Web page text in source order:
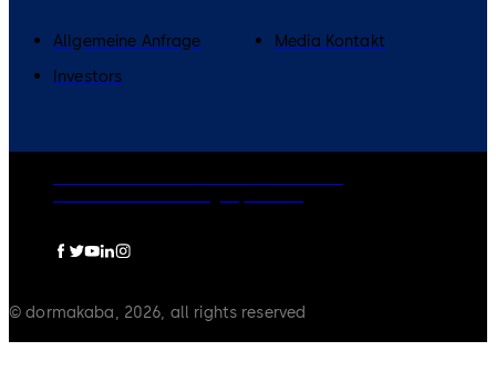
Allgemeine Anfrage
Media Kontakt
Investors
© dormakaba, 2026, all rights reserved